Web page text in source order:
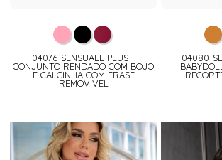
04076-SENSUALE PLUS -
CONJUNTO RENDADO COM BOJO
E CALCINHA COM FRASE
REMOVIVEL
04080-